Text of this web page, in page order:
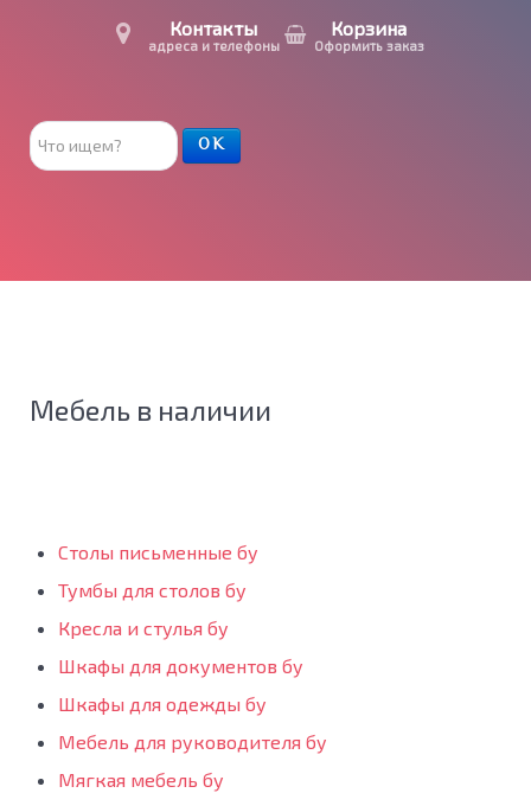
Контакты
адреса и телефоны
Корзина
Оформить заказ
Поиск
товара
ОК
Мебель в наличии
Столы письменные бу
Тумбы для столов бу
Кресла и стулья бу
Шкафы для документов бу
Шкафы для одежды бу
Мебель для руководителя бу
Мягкая мебель бу